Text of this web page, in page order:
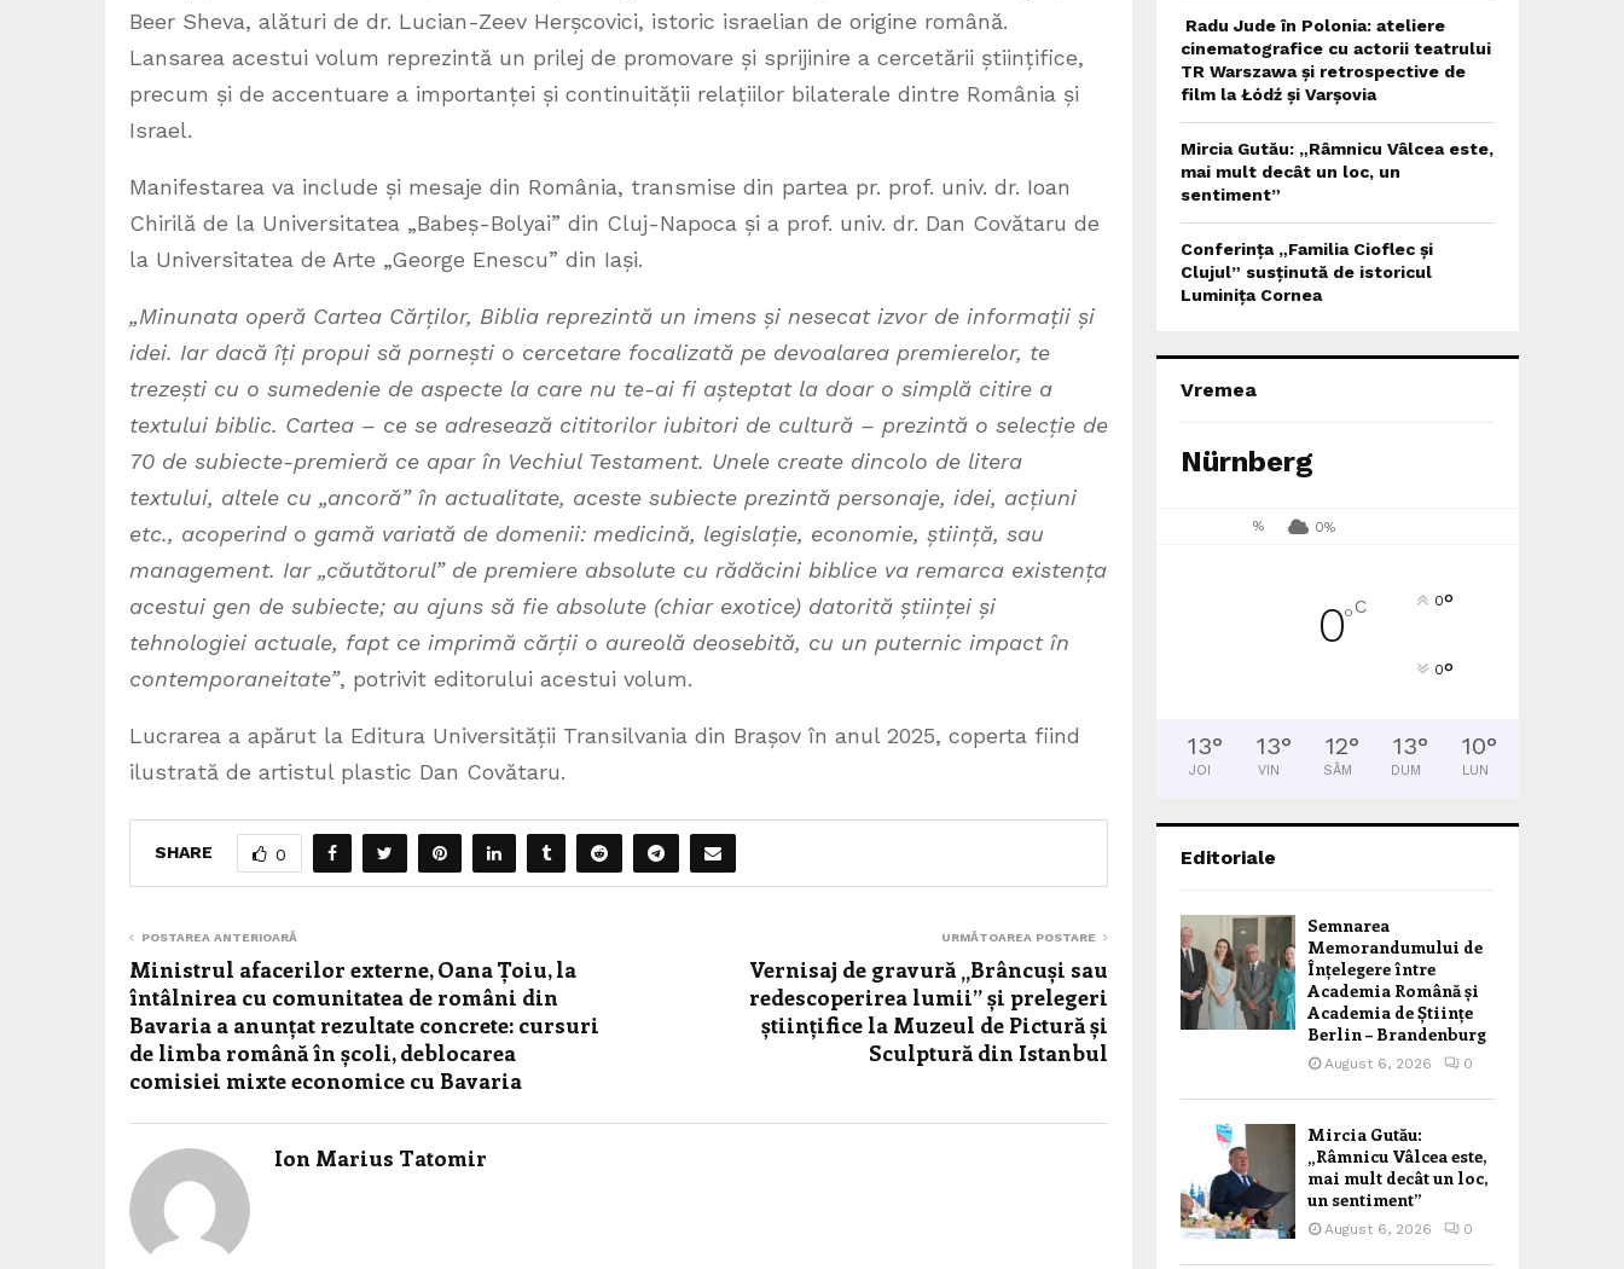
Beer Sheva, alături de dr. Lucian-Zeev Herșcovici, istoric israelian de origine română.
Lansarea acestui volum reprezintă un prilej de promovare și sprijinire a cercetării științifice,
precum și de accentuare a importanței și continuității relațiilor bilaterale dintre România și
Israel.
Manifestarea va include și mesaje din România, transmise din partea pr. prof. univ. dr. Ioan
Chirilă de la Universitatea „Babeș-Bolyai” din Cluj-Napoca și a prof. univ. dr. Dan Covătaru de
la Universitatea de Arte „George Enescu” din Iași.
„Minunata operă Cartea Cărților, Biblia reprezintă un imens și nesecat izvor de informații și
idei. Iar dacă îți propui să pornești o cercetare focalizată pe devoalarea premierelor, te
trezești cu o sumedenie de aspecte la care nu te-ai fi așteptat la doar o simplă citire a
textului biblic. Cartea – ce se adresează cititorilor iubitori de cultură – prezintă o selecție de
70 de subiecte-premieră ce apar în Vechiul Testament. Unele create dincolo de litera
textului, altele cu „ancoră” în actualitate, aceste subiecte prezintă personaje, idei, acțiuni
etc., acoperind o gamă variată de domenii: medicină, legislație, economie, știință, sau
management. Iar „căutătorul” de premiere absolute cu rădăcini biblice va remarca existența
acestui gen de subiecte; au ajuns să fie absolute (chiar exotice) datorită științei și
tehnologiei actuale, fapt ce imprimă cărții o aureolă deosebită, cu un puternic impact în
contemporaneitate”, potrivit editorului acestui volum.
Lucrarea a apărut la Editura Universității Transilvania din Brașov în anul 2025, coperta fiind
ilustrată de artistul plastic Dan Covătaru.
SHARE 0
POSTAREA ANTERIOARĂ
Ministrul afacerilor externe, Oana Țoiu, la
întâlnirea cu comunitatea de români din
Bavaria a anunțat rezultate concrete: cursuri
de limba română în școli, deblocarea
comisiei mixte economice cu Bavaria
URMĂTOAREA POSTARE
Vernisaj de gravură „Brâncuși sau
redescoperirea lumii” și prelegeri
științifice la Muzeul de Pictură și
Sculptură din Istanbul
Ion Marius Tatomir
Radu Jude în Polonia: ateliere
cinematografice cu actorii teatrului
TR Warszawa și retrospective de
film la Łódź și Varșovia
Mircia Gutău: „Râmnicu Vâlcea este,
mai mult decât un loc, un
sentiment”
Conferința „Familia Cioflec și
Clujul” susținută de istoricul
Luminița Cornea
Vremea
Nürnberg
% 0%
0°C 0°
0°
13°
JOI
13°
VIN
12°
SÂM
13°
DUM
10°
LUN
Editoriale
Semnarea
Memorandumului de
Înțelegere între
Academia Română și
Academia de Științe
Berlin – Brandenburg
August 6, 2026 0
Mircia Gutău:
„Râmnicu Vâlcea este,
mai mult decât un loc,
un sentiment”
August 6, 2026 0